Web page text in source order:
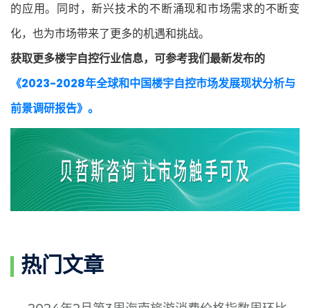
的应用。同时，新兴技术的不断涌现和市场需求的不断变
化，也为市场带来了更多的机遇和挑战。
获取更多楼宇自控行业信息，可参考我们最新发布的
《2023-2028年全球和中国楼宇自控市场发展现状分析与
前景调研报告》。
热门文章